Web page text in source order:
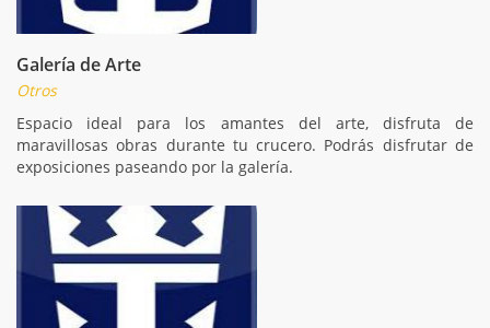
Galería de Arte
Otros
Espacio ideal para los amantes del arte, disfruta de
maravillosas obras durante tu crucero. Podrás disfrutar de
exposiciones paseando por la galería.